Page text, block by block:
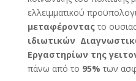
ελλειμματικού
μεταφέρονταςτο
ιδιωτικών
Εργαστηρίων της
πάνω από το 95% των